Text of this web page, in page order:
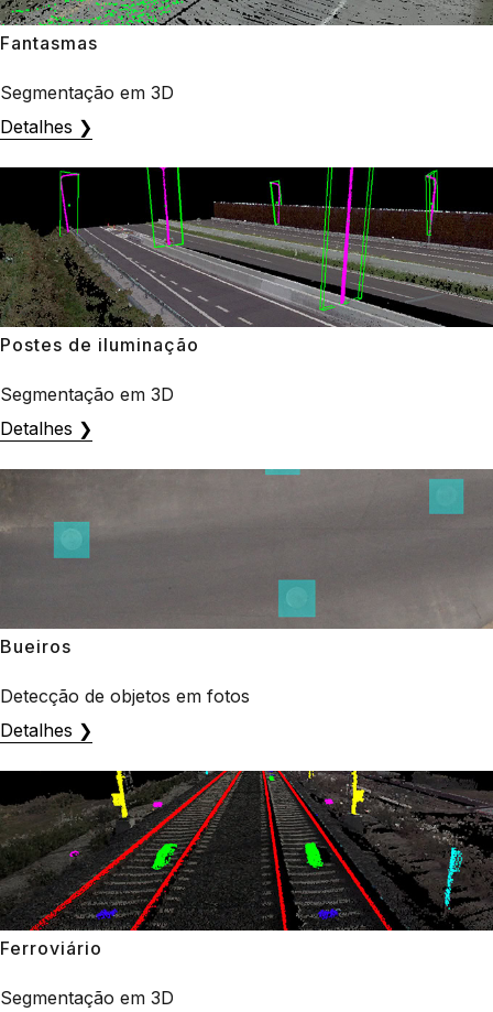
Fantasmas
Segmentação em 3D
Detalhes ❯
Postes de iluminação
Segmentação em 3D
Detalhes ❯
Bueiros
Detecção de objetos em fotos
Detalhes ❯
Ferroviário
Segmentação em 3D